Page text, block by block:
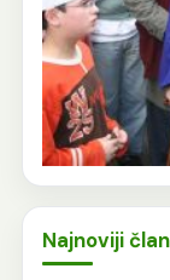
Najnoviji